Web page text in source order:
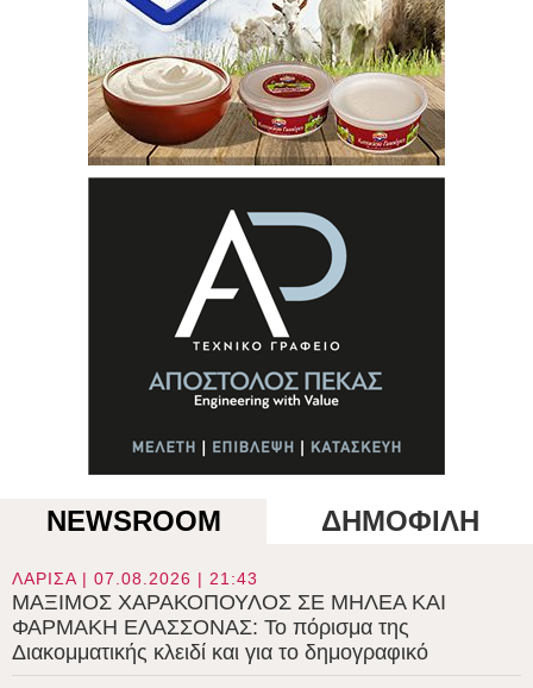
NEWSROOM ΔΗΜΟΦΙΛΗ
ΛΑΡΙΣΑ | 07.08.2026 | 21:43
ΜΑΞΙΜΟΣ ΧΑΡΑΚΟΠΟΥΛΟΣ ΣΕ ΜΗΛΕΑ ΚΑΙ
ΦΑΡΜΑΚΗ ΕΛΑΣΣΟΝΑΣ: Το πόρισμα της
Διακομματικής κλειδί και για το δημογραφικό